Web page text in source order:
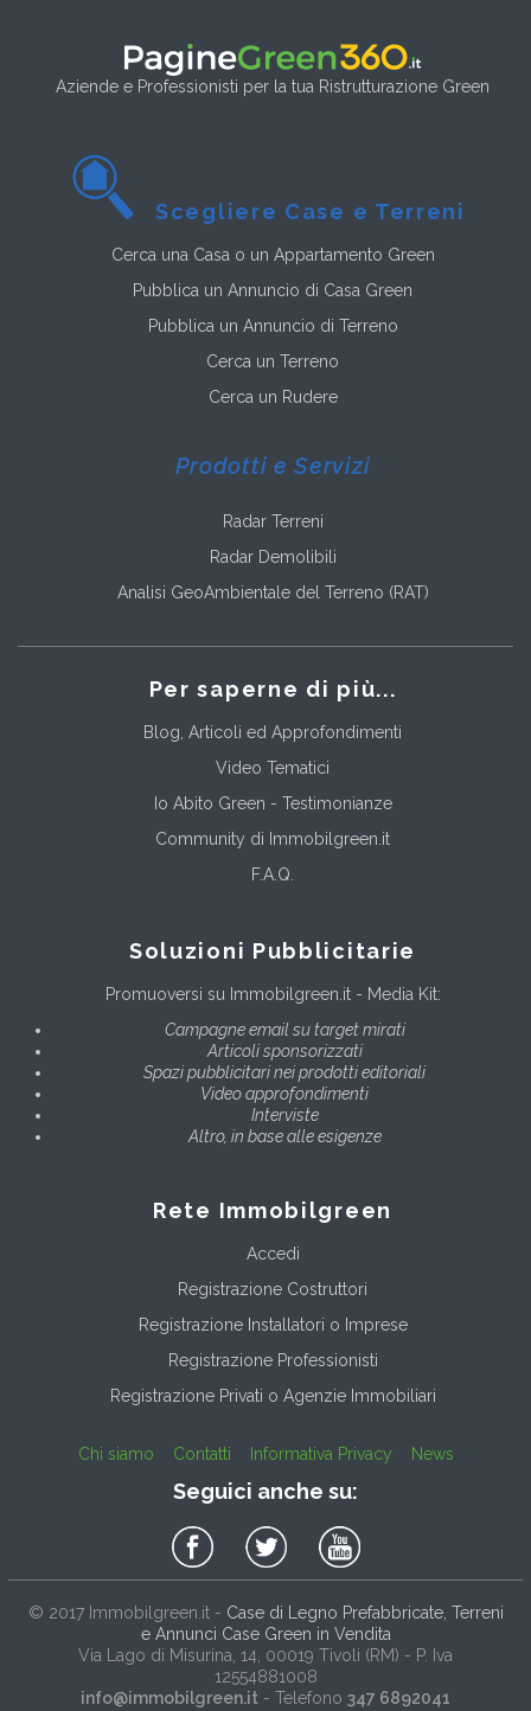
Aziende e Professionisti per la tua Ristrutturazione Green
Scegliere Case e Terreni
Cerca una Casa o un Appartamento Green
Pubblica un Annuncio di Casa Green
Pubblica un Annuncio di Terreno
Cerca un Terreno
Cerca un Rudere
Prodotti e Servizi
Radar Terreni
Radar Demolibili
Analisi GeoAmbientale del Terreno (RAT)
Per saperne di più...
Blog, Articoli ed Approfondimenti
Video Tematici
Io Abito Green - Testimonianze
Community di Immobilgreen.it
F.A.Q.
Soluzioni Pubblicitarie
Promuoversi su Immobilgreen.it - Media Kit:
Campagne email su target mirati
Articoli sponsorizzati
Spazi pubblicitari nei prodotti editoriali
Video approfondimenti
Interviste
Altro, in base alle esigenze
Rete Immobilgreen
Accedi
Registrazione Costruttori
Registrazione Installatori o Imprese
Registrazione Professionisti
Registrazione Privati o Agenzie Immobiliari
Chi siamo Contatti Informativa Privacy News
Seguici anche su:
© 2017 Immobilgreen.it- Case di Legno Prefabbricate, Terreni
e Annunci Case Green in Vendita
Via Lago di Misurina, 14 , 00019 Tivoli (RM) - P. Iva
12554881008
info@immobilgreen.it - Telefono 347 6892041